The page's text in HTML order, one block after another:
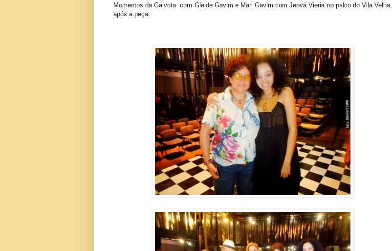
Momentos da Gaivota com Gleide Gavim e Mari Gavim com Jeová Vieria no palco do Vila Velha,
após a peça: